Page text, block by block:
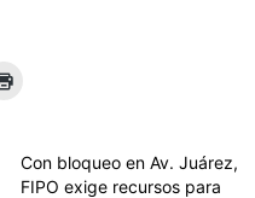
Con bloqueo en Av. Juárez,
FIPO exige recursos para